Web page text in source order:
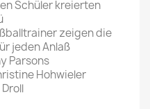
Schüler kreierten
zeigen die
jeden Anlaß
Parsons
Hohwieler